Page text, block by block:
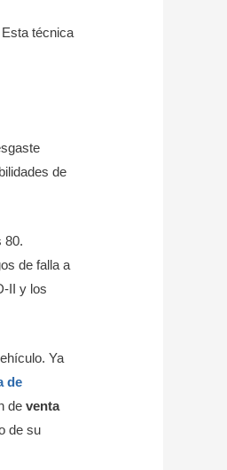
técnica
de
80.
de falla a
II y los
Ya
de
deventa
de su